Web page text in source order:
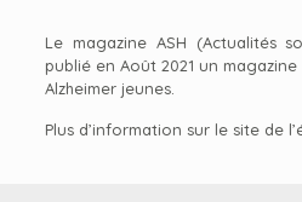
Le magazine ASH (Actualités
publié en Août 2021 un
Alzheimer jeunes.
Plus d’information sur le site de